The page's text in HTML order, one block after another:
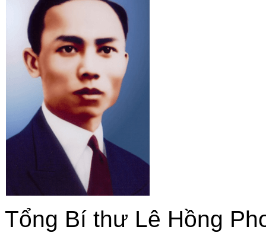
Tổng Bí thư Lê Hồng